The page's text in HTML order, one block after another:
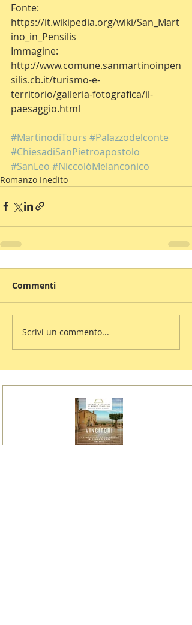
Fonte:
https://it.wikipedia.org/wiki/San_Mart
ino_in_Pensilis
Immagine:
http://www.comune.sanmartinoinpen
silis.cb.it/turismo-e-
territorio/galleria-fotografica/il-
paesaggio.html
#MartinodiTours #Palazzodelconte
#ChiesadiSanPietroapostolo
#SanLeo #NiccolòMelanconico
Romanzo Inedito
Commenti
Scrivi un commento...